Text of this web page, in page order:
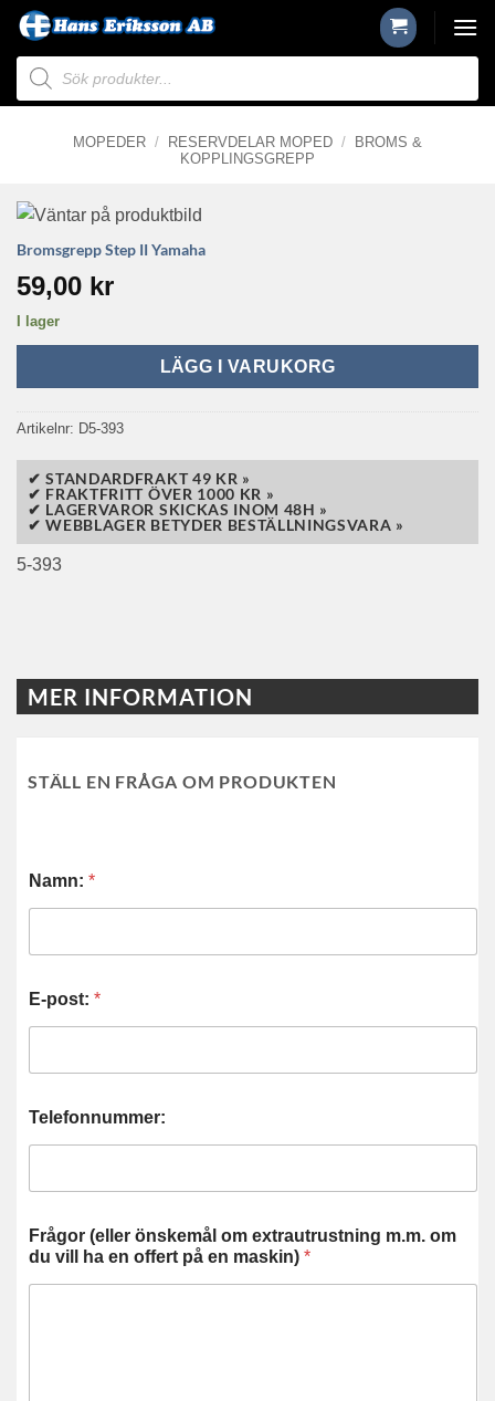
Skip
content
Produktsökning
MOPEDER / RESERVDELAR MOPED /
BROMS &
KOPPLINGSGREPP
Bromsgrepp Step II Yamaha
59,00 kr
I lager
LÄGG I VARUKORG
Artikelnr: D5-393
✔ STANDARDFRAKT 49 KR »
✔ FRAKTFRITT ÖVER 1000 KR »
✔ LAGERVAROR SKICKAS INOM 48H »
✔ WEBBLAGER BETYDER BESTÄLLNINGSVARA »
5-393
MER INFORMATION
STÄLL EN FRÅGA OM PRODUKTEN
Namn: *
E-post: *
Telefonnummer:
Frågor (eller önskemål om extrautrustning m.m. om
du vill ha en offert på en maskin) *